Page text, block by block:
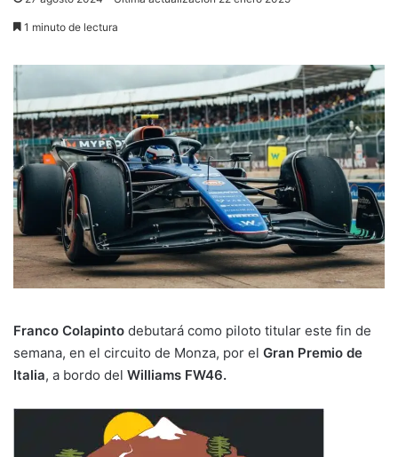
1 minuto de lectura
Franco Colapinto debutará como piloto titular este fin de
semana, en el circuito de Monza, por el Gran Premio de
Italia, a bordo del Williams FW46.